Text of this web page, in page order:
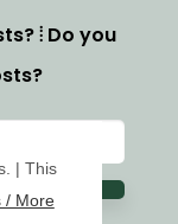
| This
/ More
⦙ Do you